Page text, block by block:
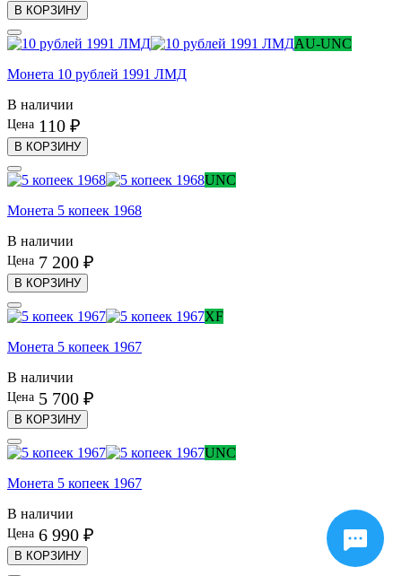
В КОРЗИНУ
AU-UNC
Монета 10 рублей 1991 ЛМД
В наличии
Цена 110 ₽
В КОРЗИНУ
UNC
Монета 5 копеек 1968
В наличии
Цена 7 200 ₽
В КОРЗИНУ
XF
Монета 5 копеек 1967
В наличии
Цена 5 700 ₽
В КОРЗИНУ
UNC
Монета 5 копеек 1967
В наличии
Цена 6 990 ₽
В КОРЗИНУ